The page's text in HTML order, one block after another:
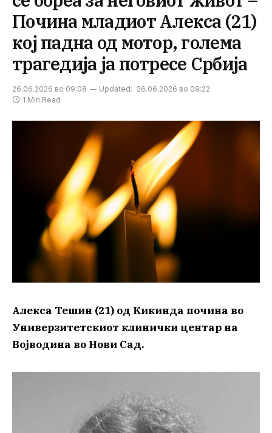
Почина младиот Алекса (21)
кој падна од мотор, голема
трагедија ја потресе Србија
26.06.2026 во 09:08 Updated: 26.06.2026 во 09:22
1 Min Read
Алекса Тешин (21) од Кикинда почина во
Универзитетскиот клинички центар на
Војводина во Нови Сад.